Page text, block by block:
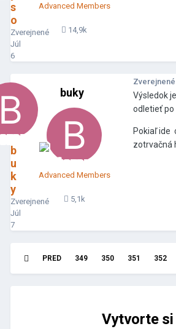
s
o
Zverejnené
Júl
6
Advanced Members
14,9k
b
u
k
y
Zverejnené
Júl
7
buky
Advanced Members
5,1k
Zverejnené
Výsledok
odletieť po
Pokiaľ ide
zotrvačná
PRED 349 350 351 352
Vytvorte si